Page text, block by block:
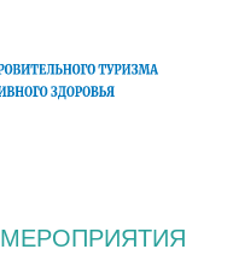
МЕРОПРИЯТИЯ